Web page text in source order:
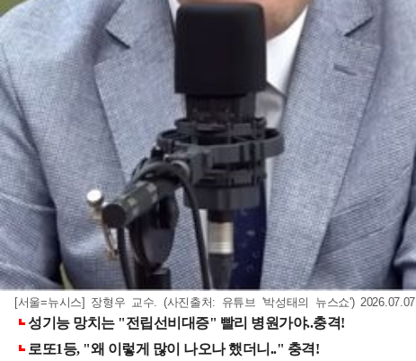
[서울=뉴시스] 장형우 교수. (사진출처: 유튜브 '박성태의 뉴스쇼') 2026.07.07